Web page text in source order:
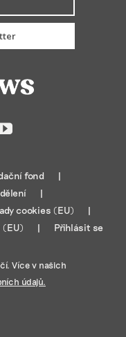
YouTube
fond
cookies (EU)
(EU)
Přihlásit se
Více v našich
údajů.